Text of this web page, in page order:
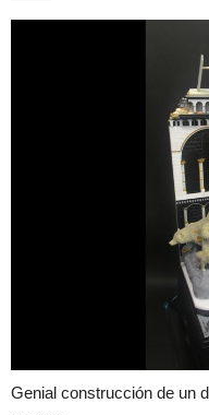
Genial construcción de un